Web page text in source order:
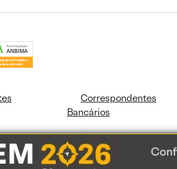
Correspondentes
Bancários
pessoais de acordo com a nossa Política de